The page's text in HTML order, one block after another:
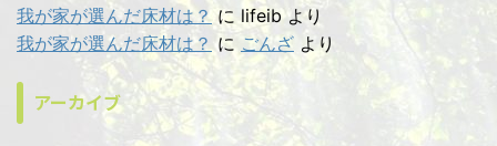
我が家が選んだ床材は？ に lifeibより
我が家が選んだ床材は？ に ごんざ より
アーカイブ